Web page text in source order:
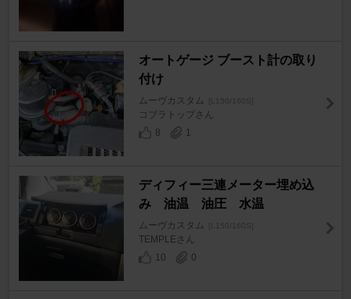
オートゲージ ブースト計の取り
付け
ムーヴカスタム [L150/160S]
コブラトップさん
8
1
ディフィー三連メーター埋め込
み 油温 油圧 水温
ムーヴカスタム [L150/160S]
TEMPLEさん
10
0